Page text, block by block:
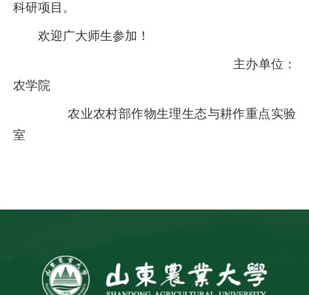
科研项目。
欢迎广大师生参加！
主办单位：
农学院
农业农村部作物生理生态与耕作重点实验
室